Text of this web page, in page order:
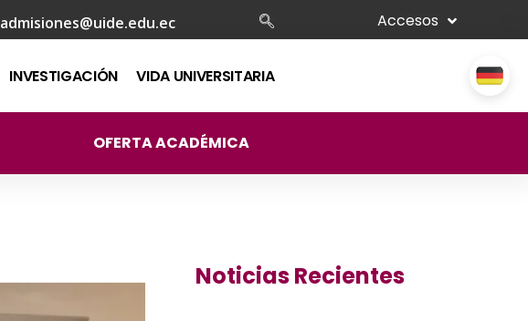
admisiones@uide.edu.ec Accesos
INVESTIGACIÓN VIDA UNIVERSITARIA
OFERTA ACADÉMICA
Noticias Recientes